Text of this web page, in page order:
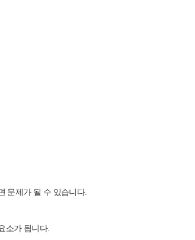
문제가 될 수 있습니다.
소가 됩니다.